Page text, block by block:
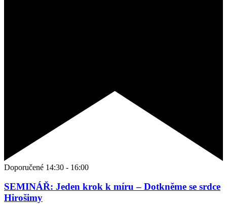
Doporučené 14:30 - 16:00
SEMINÁŘ: Jeden krok k míru – Dotkněme se srdce
Hirošimy